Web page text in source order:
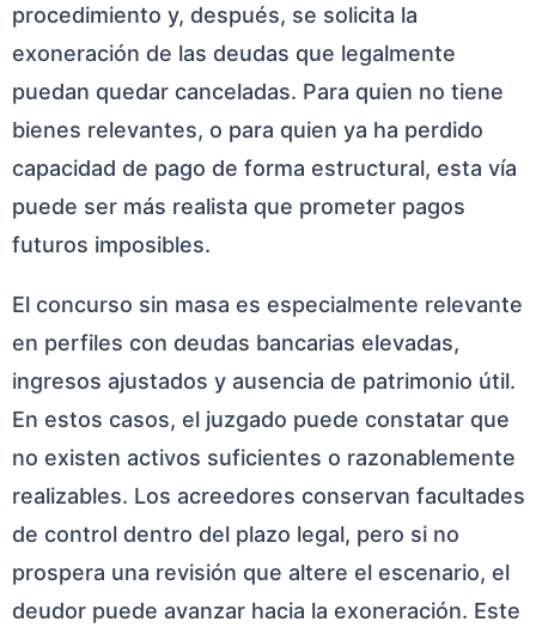
procedimiento y, después, se solicita la
exoneración de las deudas que legalmente
puedan quedar canceladas. Para quien no tiene
bienes relevantes, o para quien ya ha perdido
capacidad de pago de forma estructural, esta vía
puede ser más realista que prometer pagos
futuros imposibles.
El concurso sin masa es especialmente relevante
en perfiles con deudas bancarias elevadas,
ingresos ajustados y ausencia de patrimonio útil.
En estos casos, el juzgado puede constatar que
no existen activos suficientes o razonablemente
realizables. Los acreedores conservan facultades
de control dentro del plazo legal, pero si no
prospera una revisión que altere el escenario, el
deudor puede avanzar hacia la exoneración. Este